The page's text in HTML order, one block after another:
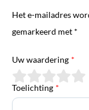
Het e-mailadres
gemarkeerd met *
Uw waardering *
Toelichting *